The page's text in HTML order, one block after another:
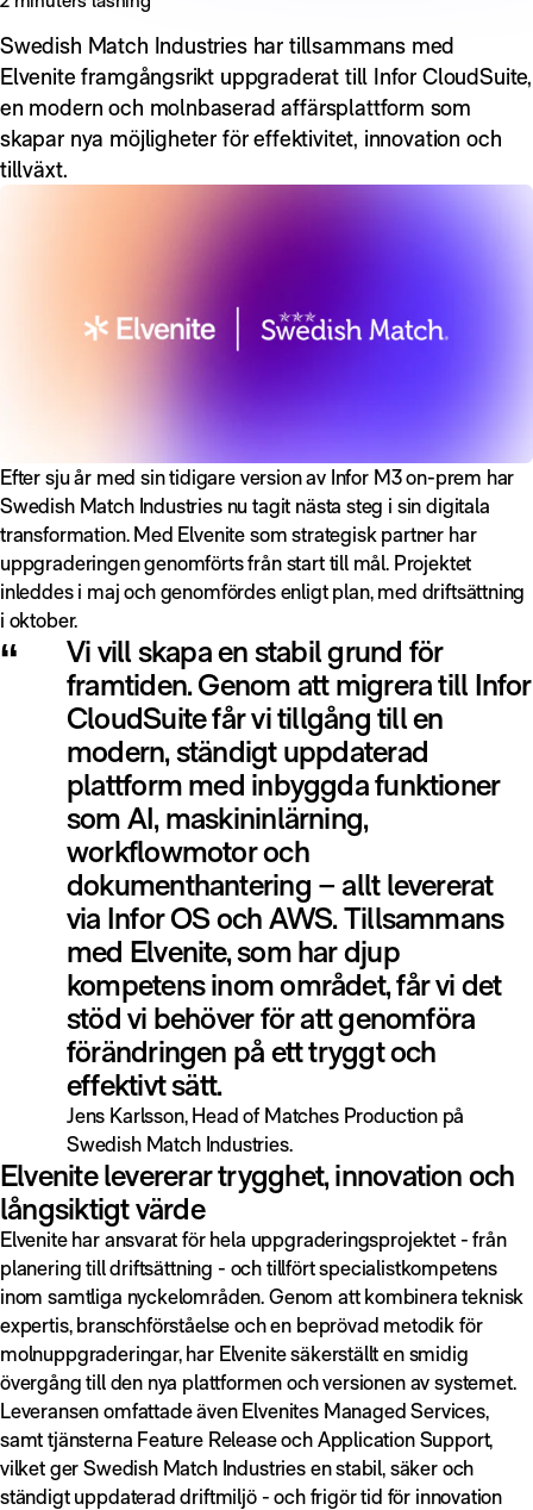
Swedish Match Industries har tillsammans med
Elvenite framgångsrikt uppgraderat till Infor CloudSuite,
en modern och molnbaserad affärsplattform som
skapar nya möjligheter för effektivitet, innovation och
tillväxt.
Efter sju år med sin tidigare version av Infor M3 on-prem har
Swedish Match Industries nu tagit nästa steg i sin digitala
transformation. Med Elvenite som strategisk partner har
uppgraderingen genomförts från start till mål. Projektet
inleddes i maj och genomfördes enligt plan, med driftsättning
i oktober.
“
Vi vill skapa en stabil grund för
framtiden. Genom att migrera till Infor
CloudSuite får vi tillgång till en
modern, ständigt uppdaterad
plattform med inbyggda funktioner
som AI, maskininlärning,
workflowmotor och
dokumenthantering – allt levererat
via Infor OS och AWS. Tillsammans
med Elvenite, som har djup
kompetens inom området, får vi det
stöd vi behöver för att genomföra
förändringen på ett tryggt och
effektivt sätt.
Jens Karlsson, Head of Matches Production på
Swedish Match Industries.
Elvenite levererar trygghet, innovation och
långsiktigt värde
Elvenite har ansvarat för hela uppgraderingsprojektet - från
planering till driftsättning - och tillfört specialistkompetens
inom samtliga nyckelområden. Genom att kombinera teknisk
expertis, branschförståelse och en beprövad metodik för
molnuppgraderingar, har Elvenite säkerställt en smidig
övergång till den nya plattformen och versionen av systemet.
Leveransen omfattade även Elvenites Managed Services,
samt tjänsterna Feature Release och Application Support,
vilket ger Swedish Match Industries en stabil, säker och
ständigt uppdaterad driftmiljö - och frigör tid för innovation